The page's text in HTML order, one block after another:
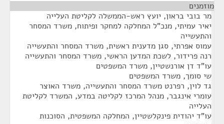
מוזמנים
מר בובי בראון, יועץ ראש-הממשלה לקליטת העלייה
יאיר עמיתי, מנכ"ל המחלקה למחקר ופיתוח, משרד המסחר
והתעשייה
עמוס אפרתי, סגן מדענית ראשית, משרד המסחר והתעשייה
רנה פרידור, לשכת המדען הראשי, משרד המסחר והתעשייה
עו"ד דן אורנשטיין, משרד המשפטים
שי סומך, משרד המשפטים
גד לוין, רפרנט משרד המסחר והתעשייה, משרד האוצר
עומרי אינגבר, מנהל המרכז לקליטה במדע, המשרד לקליטת
העלייה
עו"ד יהודית פינקלשטיין, המחלקה המשפטית, הסוכנות